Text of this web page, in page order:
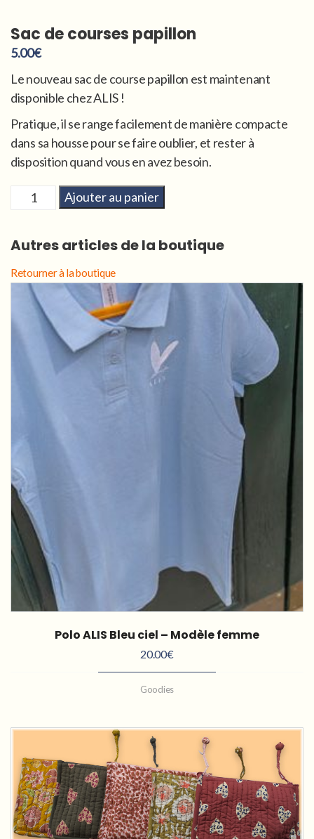
Sac de courses papillon
5.00€
Le nouveau sac de course papillon est maintenant
disponible chez ALIS !
Pratique, il se range facilement de manière compacte
dans sa housse pour se faire oublier, et rester à
disposition quand vous en avez besoin.
quantité
de
courses
papillon
Ajouter au panier
Autres articles de la boutique
Retourner à la boutique
Polo ALIS Bleu ciel – Modèle femme
20.00€
Goodies